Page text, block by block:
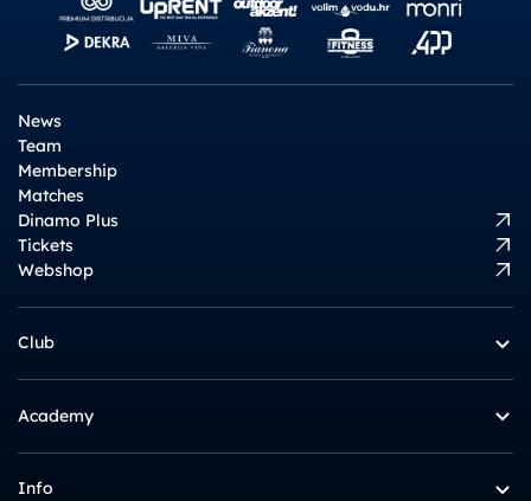
News
Team
Membership
Matches
Dinamo Plus
Tickets
Webshop
Club
Academy
Info